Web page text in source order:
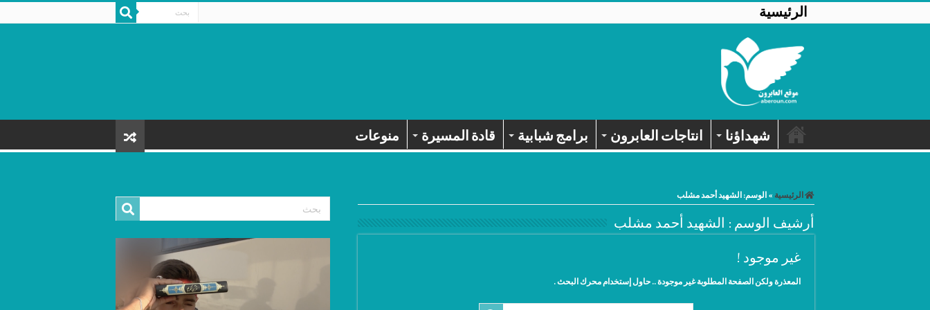
الرئيسية
شهداؤنا انتاجات العابرون برامج شبابية قادة المسيرة منوعات
الرئيسية »الوسم:الشهيد أحمد مشلب
أرشيف الوسم : الشهيد أحمد مشلب
غير موجود !
المعذرة ولكن الصفحة المطلوبة غير موجودة .. حاول إستخدام محرك البحث .